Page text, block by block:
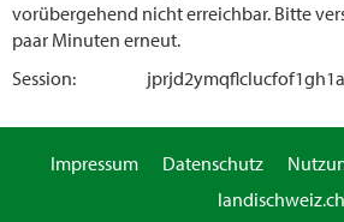
vorübergehend nicht erreichbar. Bitte
paar Minuten erneut.
Session:
Impressum Datenschutz
landischweiz.ch